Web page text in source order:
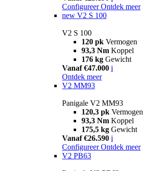
Configureer Ontdek meer
new V2 S 100
V2 S 100
120 pk Vermogen
93,3 Nm Koppel
176 kg Gewicht
Vanaf €47.000 i
Ontdek meer
V2 MM93
Panigale V2 MM93
120,3 pk Vermogen
93,3 Nm Koppel
175,5 kg Gewicht
Vanaf €26.590 i
Configureer Ontdek meer
V2 PB63